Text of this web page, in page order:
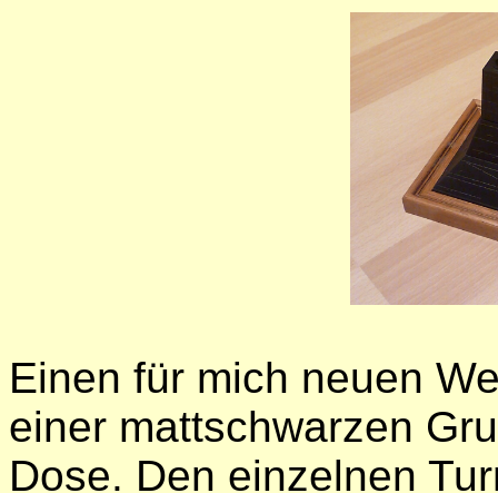
Einen für mich neuen
einer mattschwarzen
Dose. Den einzelnen